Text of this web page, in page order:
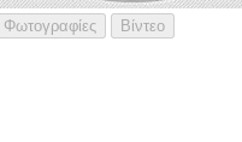
Φωτογραφίες
Βίντεο